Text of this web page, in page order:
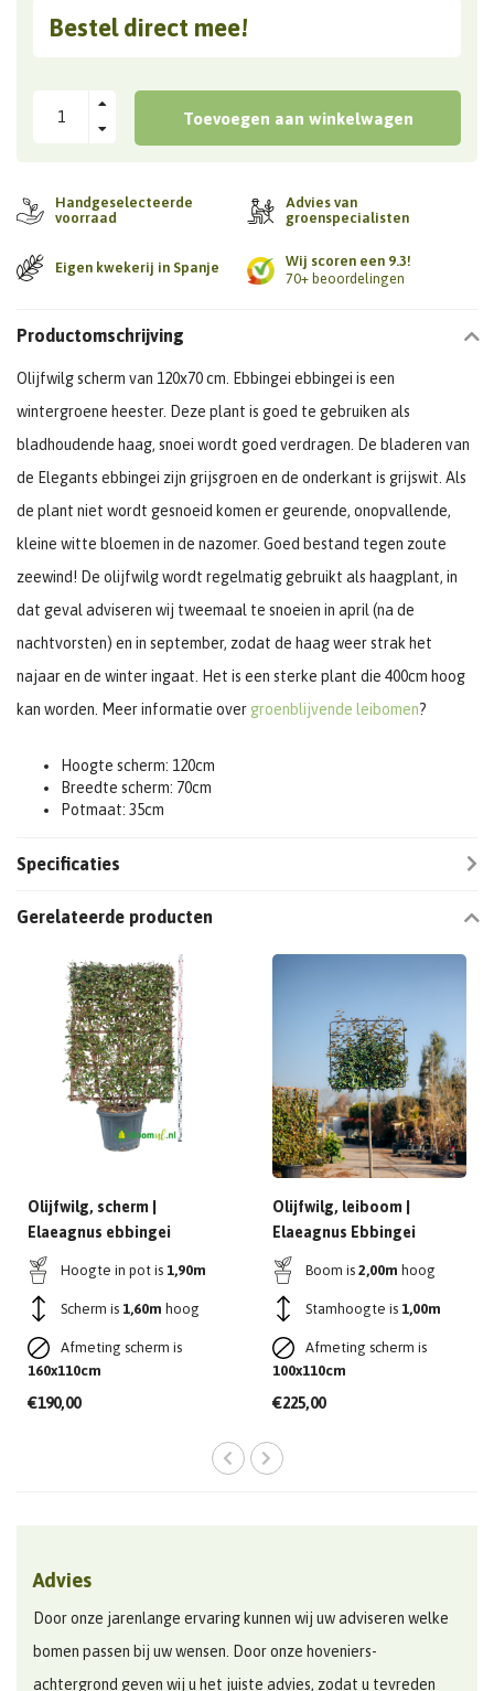
Bestel direct mee!
Toevoegen aan winkelwagen
Handgeselecteerde
voorraad
Advies van
groenspecialisten
Eigen kwekerij in Spanje
Wij scoren een 9.3!
70+ beoordelingen
Productomschrijving
Olijfwilg scherm van 120x70 cm. Ebbingei ebbingei is een
wintergroene heester. Deze plant is goed te gebruiken als
bladhoudende haag, snoei wordt goed verdragen. De bladeren van
de Elegants ebbingei zijn grijsgroen en de onderkant is grijswit. Als
de plant niet wordt gesnoeid komen er geurende, onopvallende,
kleine witte bloemen in de nazomer. Goed bestand tegen zoute
zeewind! De olijfwilg wordt regelmatig gebruikt als haagplant, in
dat geval adviseren wij tweemaal te snoeien in april (na de
nachtvorsten) en in september, zodat de haag weer strak het
najaar en de winter ingaat. Het is een sterke plant die 400cm hoog
kan worden. Meer informatie overgroenblijvende leibomen?
Hoogte scherm: 120cm
Breedte scherm: 70cm
Potmaat: 35cm
Specificaties
Gerelateerde producten
Olijfwilg, scherm |
Elaeagnus ebbingei
Hoogte in pot is 1,90m
Scherm is 1,60m hoog
Afmeting scherm is
160x110cm
€190,00
Olijfwilg, leiboom |
Elaeagnus Ebbingei
Boom is 2,00m hoog
Stamhoogte is 1,00m
Afmeting scherm is
100x110cm
€225,00
Advies
Door onze jarenlange ervaring kunnen wij uw adviseren welke
bomen passen bij uw wensen. Door onze hoveniers-
achtergrond geven wij u het juiste advies, zodat u tevreden